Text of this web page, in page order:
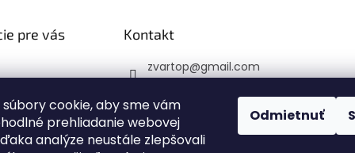
cookie, aby sme vám
prehliadanie webovej
analýze neustále zlepšovali
Odmietnuť
pre vás
platba
podmienky
ochrany
Kontakt
zvartop@gmail.com
Sledujte nás na Faceb
ooku